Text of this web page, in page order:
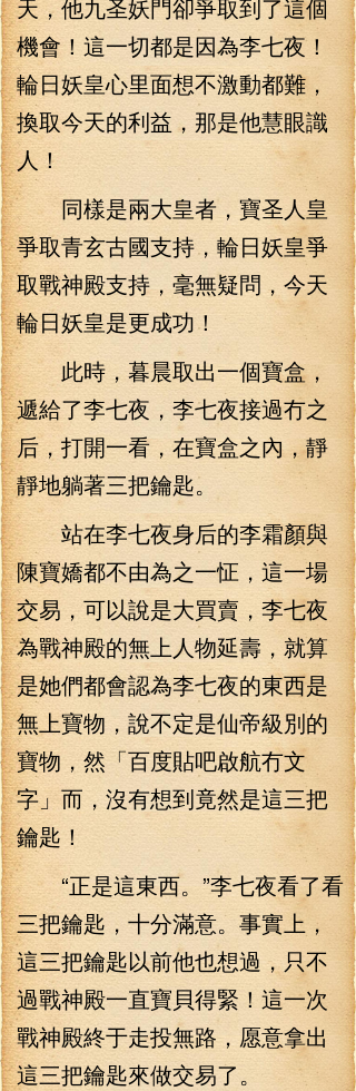
天，他九圣妖門卻爭取到了這個
機會！這一切都是因為李七夜！
輪日妖皇心里面想不激動都難，
換取今天的利益，那是他慧眼識
人！
同樣是兩大皇者，寶圣人皇
爭取青玄古國支持，輪日妖皇爭
取戰神殿支持，毫無疑問，今天
輪日妖皇是更成功！
此時，暮晨取出一個寶盒，
遞給了李七夜，李七夜接過冇之
后，打開一看，在寶盒之內，靜
靜地躺著三把鑰匙。
站在李七夜身后的李霜顏與
陳寶嬌都不由為之一怔，這一場
交易，可以說是大買賣，李七夜
為戰神殿的無上人物延壽，就算
是她們都會認為李七夜的東西是
無上寶物，說不定是仙帝級別的
寶物，然「百度貼吧啟航冇文
字」而，沒有想到竟然是這三把
鑰匙！
“正是這東西。”李七夜看了看
三把鑰匙，十分滿意。事實上，
這三把鑰匙以前他也想過，只不
過戰神殿一直寶貝得緊！這一次
戰神殿終于走投無路，愿意拿出
這三把鑰匙來做交易了。